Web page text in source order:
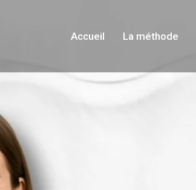
Accueil La méthode